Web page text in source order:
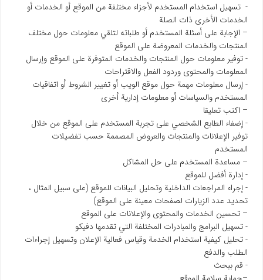
- تسهيل استخدام المستخدم لأجزاء مختلفة من الموقع أو الخدمات أو
الخدمات الأخرى ذات الصلة
– الإجابة على أسئلة المستخدم أو طلباته لتلقي معلومات حول مختلف
المنتجات والخدمات المعروضة على الموقع
- توفير معلومات حول المنتجات والخدمات المتوفرة على الموقع وإرسال
المعلومات والمحتوى وردود الفعل والاقتراحات
- إرسال معلومات مهمة حول موقع الويب أو تغيير الشروط أو اتفاقيات
المستخدم والسياسات أو معلومات إدارية أخرى
– اكتب تعليقا
- إضفاء الطابع الشخصي على تجربة المستخدم على الموقع من خلال
توفير الإعلانات والمنتجات والعروض المصممة حسب تفضيلات
المستخدم
– مساعدة المستخدم على حل المشاكل
- إدارة أفضل للموقع
- إجراء المراجعات الداخلية وتحليل البيانات للموقع (على سبيل المثال ،
تحديد عدد الزيارات لصفحات معينة على الموقع)
– تحسين الخدمات والمحتوى والإعلانات على الموقع
- تسهيل البرامج والمبادرات المختلفة التي تقدمها دفیکو
- تحليل كيفية استخدام الخدمة وقياس فعالية الإعلان وتسهيل إجراءات
الطلب والدفع
- قم ببحث